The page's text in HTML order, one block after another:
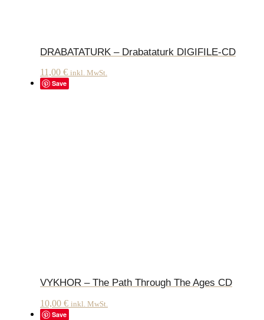
DRABATATURK – Drabataturk DIGIFILE-CD
11,00 € inkl. MwSt.
Save
VYKHOR – The Path Through The Ages CD
10,00 € inkl. MwSt.
Save